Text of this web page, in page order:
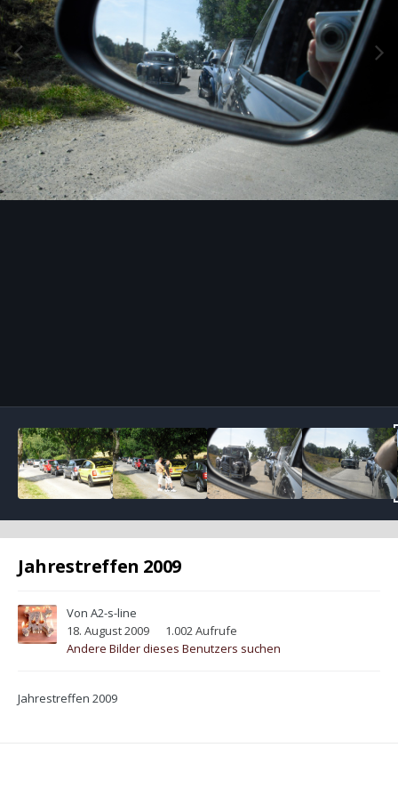
Jahrestreffen 2009
Von A2-s-line
18. August 2009
1.002 Aufrufe
Andere Bilder dieses Benutzers suchen
Jahrestreffen 2009